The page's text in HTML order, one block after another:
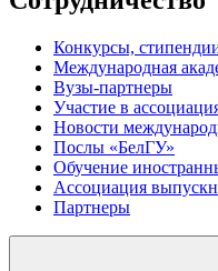
Конкурсы,
Международная
Вузы-партнеры
Участие в
Новости
Послы «БелГУ»
Обучение
Ассоциация
Партнеры